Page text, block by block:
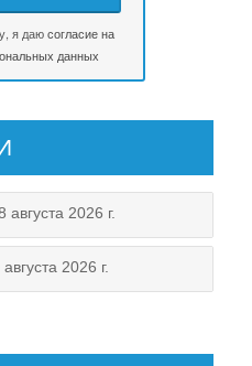
я даюсогласие на
данных
2026 г.
2026 г.